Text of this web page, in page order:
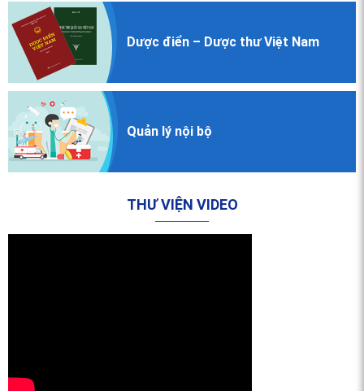
Dược điển – Dược thưViệt Nam
Quản lý nội bộ
THƯ VIỆN VIDEO